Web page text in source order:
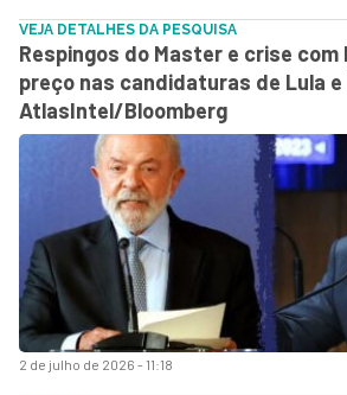
2 de julho de 2026 - 11:18
VEJA DETALHES DA PESQUISA
Respingos do Master e crise com
preço nas candidaturas de Lula
AtlasIntel/Bloomberg